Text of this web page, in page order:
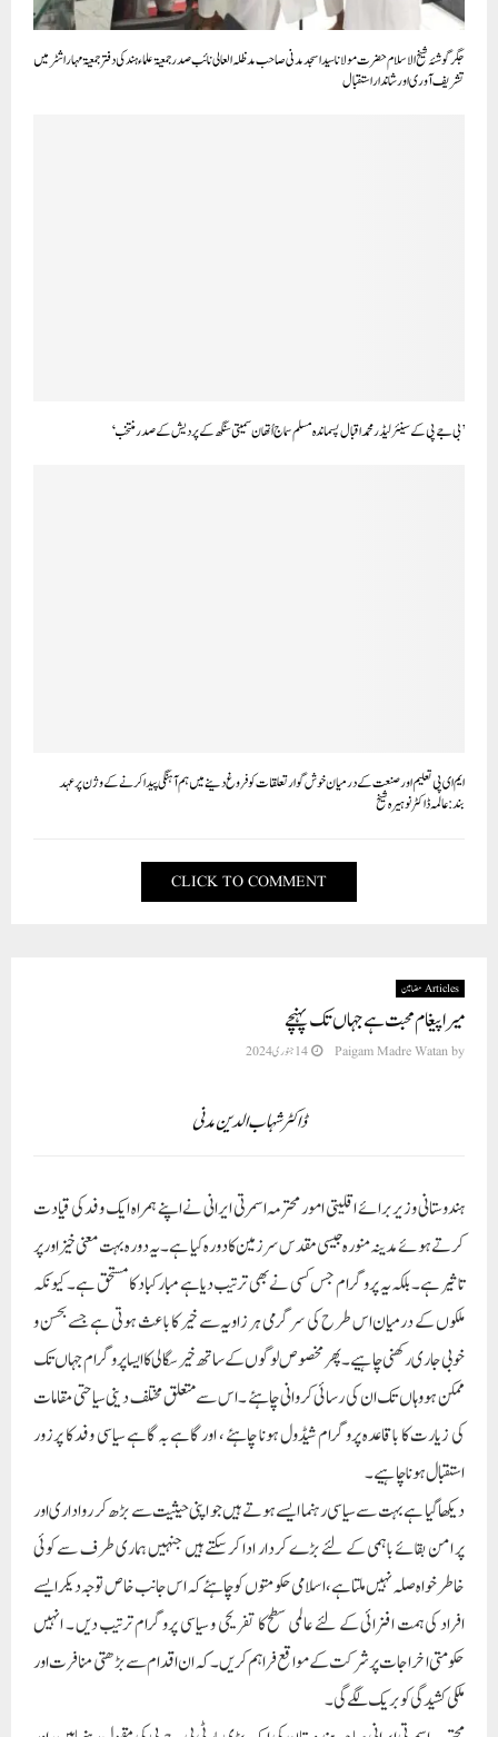
جگرگوشۂ شیخ الاسلام حضرت مولاناسیداسجدمدنی صاحب مدظلہ العالی نائب صدرجمعیۃ علماءہندکی دفترجمعیۃ مہاراشٹرمیں
تشریف آوری اور شاندار استقبال
’بی جے پی کے سینئر لیڈر محمد اقبال پسماندہ مسلم سماج اُتھان سمیتی سنگھ کے پردیش کے صدر منتخب‘
ایم ای پی تعلیم اور صنعت کے درمیان خوش گوار تعلقات کو فروغ دینے میں ہم آہنگی پیدا کرنے کے وژن پر عہد
بند:عالمہ ڈاکٹر نوہیرہ شیخ
CLICK TO COMMENT
Articles مضامین
میرا پیغام محبت ہے جہاں تک پہنچے
by
Paigam Madre Watan 14 جنوری 2024
ڈاکٹر شہاب الدین مدنی
ہندوستانی وزیر برائے اقلیتی امور محترمہ اسمرتی ایرانی نے اپنے ہمراہ ایک وفد کی قیادت
کرتے ہوئے مدینہ منورہ جیسی مقدس سرزمین کا دورہ کیا ہے ۔ یہ دورہ بہت معنی خیز اور پر
تاثیر ہے ۔ بلکہ یہ پروگرام جس کسی نے بھی ترتیب دیا ہے مبارکباد کا مستحق ہے ۔ کیونکہ
ملکوں کے درمیان اس طرح کی سرگرمی ہر زاویہ سے خیر کا باعث ہوتی ہے جسے بحسن و
خوبی جاری رکھنی چاہیے ۔ پھر مخصوص لوگوں کے ساتھ خیرسگالی کا ایسا پروگرام جہاں تک
ممکن ہو وہاں تک ان کی رسائی کروانی چاہئے ۔ اس سے متعلق مختلف دینی سیاحتی مقامات
کی زیارت کا باقاعدہ پروگرام شیڈول ہونا چاہئے ، اور گاہے بہ گاہے سیاسی وفد کا پرزور
استقبال ہونا چاہیے ۔
دیکھا گیا ہے بہت سے سیاسی رہنما ایسے ہوتے ہیں جو اپنی حیثیت سے بڑھ کر رواداری اور
پر امن بقائے باہمی کے لئے بڑے کردار ادا کرسکتے ہیں جنہیں ہماری طرف سے کوئی
خاطر خواہ صلہ نہیں ملتا ہے ، اسلامی حکومتوں کو چاہئے کہ اس جانب خاص توجہ دیکر ایسے
افراد کی ہمت افزائی کے لئے عالمی سطح کا تفریحی و سیاسی پروگرام ترتیب دیں ۔ انہیں
حکومتی اخراجات پر شرکت کے مواقع فراہم کریں ۔ کہ ان اقدام سے بڑھتی منافرت اور
ملکی کشیدگی کو بریک لگے گی ۔